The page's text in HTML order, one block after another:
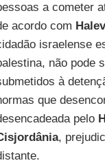
a cometer
acordo com
israelense
não pode
à
que
pelo
,